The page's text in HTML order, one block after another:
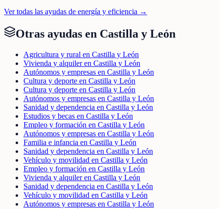
Ver todas las ayudas de energía y eficiencia →
Otras ayudas en Castilla y León
Agricultura y rural en Castilla y León
Vivienda y alquiler en Castilla y León
Autónomos y empresas en Castilla y León
Cultura y deporte en Castilla y León
Cultura y deporte en Castilla y León
Autónomos y empresas en Castilla y León
Sanidad y dependencia en Castilla y León
Estudios y becas en Castilla y León
Empleo y formación en Castilla y León
Autónomos y empresas en Castilla y León
Familia e infancia en Castilla y León
Sanidad y dependencia en Castilla y León
Vehículo y movilidad en Castilla y León
Empleo y formación en Castilla y León
Vivienda y alquiler en Castilla y León
Sanidad y dependencia en Castilla y León
Vehículo y movilidad en Castilla y León
Autónomos y empresas en Castilla y León